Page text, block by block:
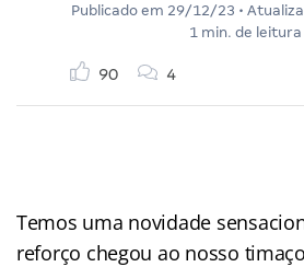
Publicado em 29/12/23 •
1 min. de leitura
90 4
Temos uma novidade
reforço chegou ao nosso